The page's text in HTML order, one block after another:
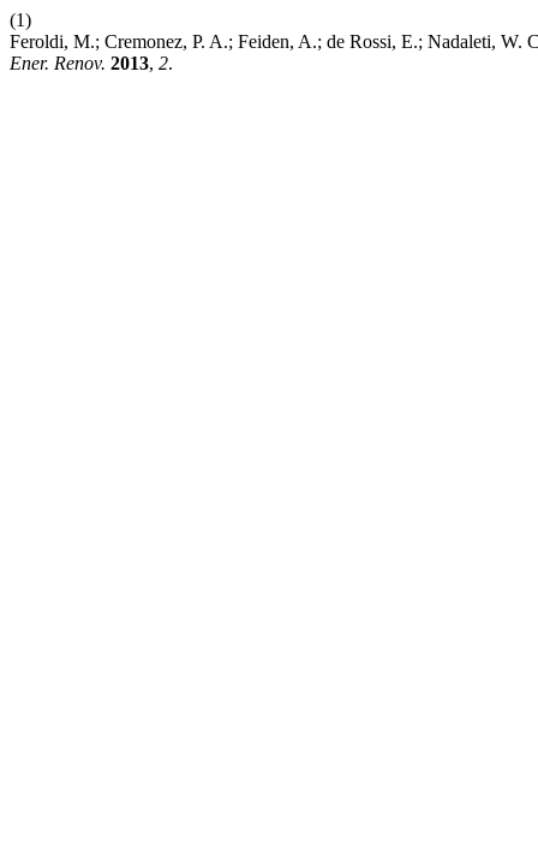
(1)
Feroldi, M.; Cremonez, P. A.; Feiden, A.; de Rossi, E.; Nadaleti,
Ener. Renov. 2013, 2.